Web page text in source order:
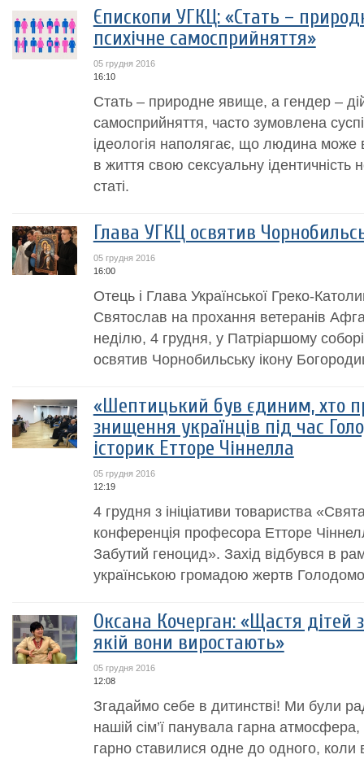
Єпископи УГКЦ: «Стать –
психічне самосприйняття»
05 грудня 2016
16:10
Стать – природне явище, а гендер –
самосприйняття, часто зумовлена
ідеологія наполягає, що людина може
в життя свою сексуальну ідентичність
статі.
Глава УГКЦ освятив
05 грудня 2016
16:00
Отець і Глава Української Греко-
Святослав на прохання ветеранів
неділю, 4 грудня, у Патріаршому
освятив Чорнобильську ікону
«Шептицький був єдиним, хто
знищення українців під час
історик Етторе Чіннелла
05 грудня 2016
12:19
4 грудня з ініціативи товариства
конференція професора Етторе
Забутий геноцид». Захід відбувся в
українською громадою жертв
Оксана Кочерган: «Щастя дітей
якій вони виростають»
05 грудня 2016
12:08
Згадаймо себе в дитинстві! Ми були
нашій сім’ї панувала гарна атмосфера,
гарно ставилися одне до одного,